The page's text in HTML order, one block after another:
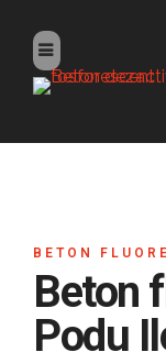
BETON
Beton
Podu